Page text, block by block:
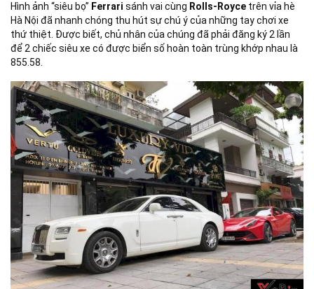
Hình ảnh “siêu bọ” Ferrari sánh vai cùng Rolls-Royce trên vỉa hè
Hà Nội đã nhanh chóng thu hút sự chú ý của những tay chơi xe
thứ thiệt. Được biết, chủ nhân của chúng đã phải đăng ký 2 lần
để 2 chiếc siêu xe có được biển số hoàn toàn trùng khớp nhau là
855.58.